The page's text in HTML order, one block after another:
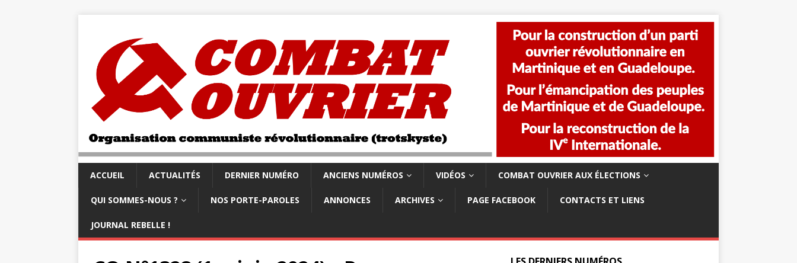
ACCUEIL ACTUALITÉS DERNIER NUMÉRO ANCIENS NUMÉROS VIDÉOS COMBAT OUVRIER AUX ÉLECTIONS
QUI SOMMES-NOUS ? NOS PORTE-PAROLES ANNONCES ARCHIVES PAGE FACEBOOK CONTACTS ET LIENS
JOURNAL REBELLE !